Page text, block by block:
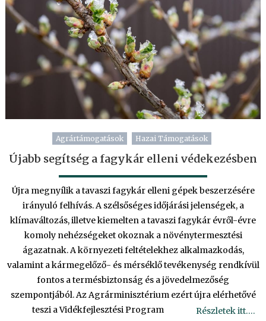
Agrártámogatások Hazai Támogatások
Újabb segítség a fagykár elleni védekezésben
Újra megnyílik a tavaszi fagykár elleni gépek beszerzésére
irányuló felhívás. A szélsőséges időjárási jelenségek, a
klímaváltozás, illetve kiemelten a tavaszi fagykár évről-évre
komoly nehézségeket okoznak a növénytermesztési
ágazatnak. A környezeti feltételekhez alkalmazkodás,
valamint a kármegelőző- és mérséklő tevékenység rendkívül
fontos a termésbiztonság és a jövedelmezőség
szempontjából. Az Agrárminisztérium ezért újra elérhetővé
teszi a Vidékfejlesztési Program
Részletek itt….